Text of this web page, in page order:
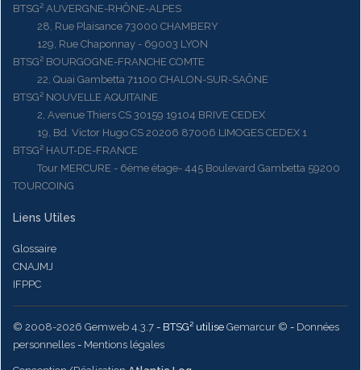
BTSG² AUVERGNE-RHÔNE-ALPES
28, Rue Plaisance 73000 CHAMBERY
129, Rue Chaponnay - 69003 LYON
BTSG² BOURGOGNE-FRANCHE COMTE
22, Quai Gambetta 71100 CHALON-SUR-SAÔNE
BTSG² NOUVELLE AQUITAINE
2, Avenue Thiers CS 30159 19104 BRIVE CEDEX
19, Bd. Victor Hugo CS 20206 87006 LIMOGES CEDEX 1
BTSG² HAUT-DE-FRANCE
Tour MERCURE - 6ème étage- 445 Boulevard Gambetta 59200
TOURCOING
Liens Utiles
Glossaire
CNAJMJ
IFPPC
© 2008-2026 Gemweb 4.3.7 - BTSG² utilise Gemarcur © - Données
personnelles - Mentions légales